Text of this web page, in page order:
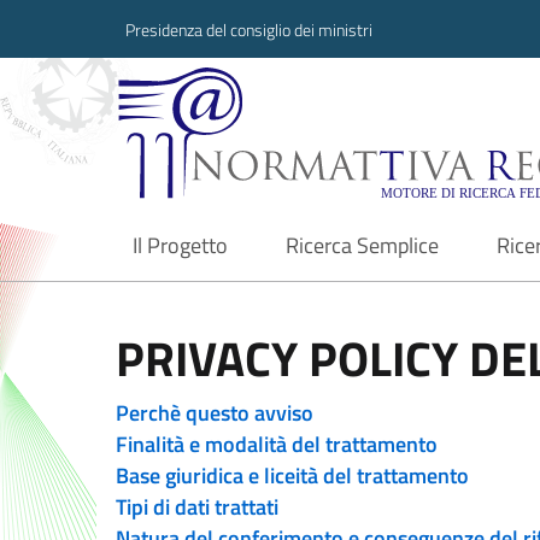
Presidenza del consiglio dei ministri
Normattiva
Il Progetto
current Ricerca Semplice
PRIVACY POLICY
Perchè questo avviso
Finalità e modalità del trattamento
Base giuridica e liceità del trattamento
Tipi di dati trattati